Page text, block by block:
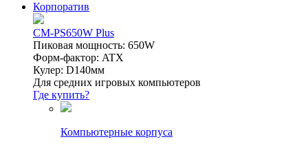
Корпоратив
CM-PS650W Plus
Пиковая мощность: 650W
Форм-фактор: ATX
Кулер: D140мм
Для средних игровых компьютеров
Где купить?
Компьютерные корпуса